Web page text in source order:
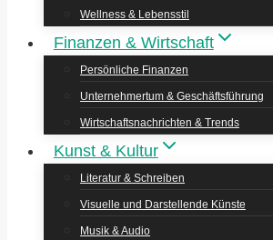
Wellness & Lebensstil
Finanzen & Wirtschaft
Persönliche Finanzen
Unternehmertum & Geschäftsführung
Wirtschaftsnachrichten & Trends
Kunst & Kultur
Literatur & Schreiben
Visuelle und Darstellende Künste
Musik & Audio